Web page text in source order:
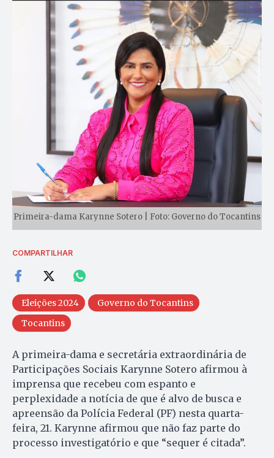
Primeira-dama Karynne Sotero | Foto: Governo do Tocantins
COMPARTILHAR
Eleições 2024
Governo do Tocantins
Tocantins
A primeira-dama e secretária extraordinária de
Participações Sociais Karynne Sotero afirmou à
imprensa que recebeu com espanto e
perplexidade a notícia de que é alvo de busca e
apreensão da Polícia Federal (PF) nesta quarta-
feira, 21. Karynne afirmou que não faz parte do
processo investigatório e que “sequer é citada”.